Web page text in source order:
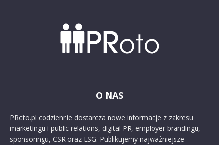
O NAS
PRoto.pl codziennie dostarcza nowe informacje z zakresu
marketingu i public relations, digital PR, employer brandingu,
sponsoringu, CSR oraz ESG. Publikujemy najważniejsze